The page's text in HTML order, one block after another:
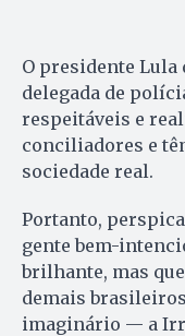
O presidente Lula
delegada de
respeitáveis e
conciliadores e
sociedade real.
Portanto,
gente bem-
brilhante, mas
demais
imaginário — a